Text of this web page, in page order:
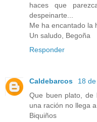
haces que
despeinarte...
Me ha encantado la
Un saludo, Begoña
Responder
Caldebarcos
18
Que buen plato, de
una ración no llega a
Biquiños